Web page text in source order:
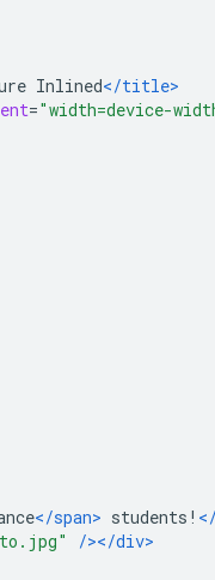
Inlined</title>
="width=device-
</span> students!
/></div>